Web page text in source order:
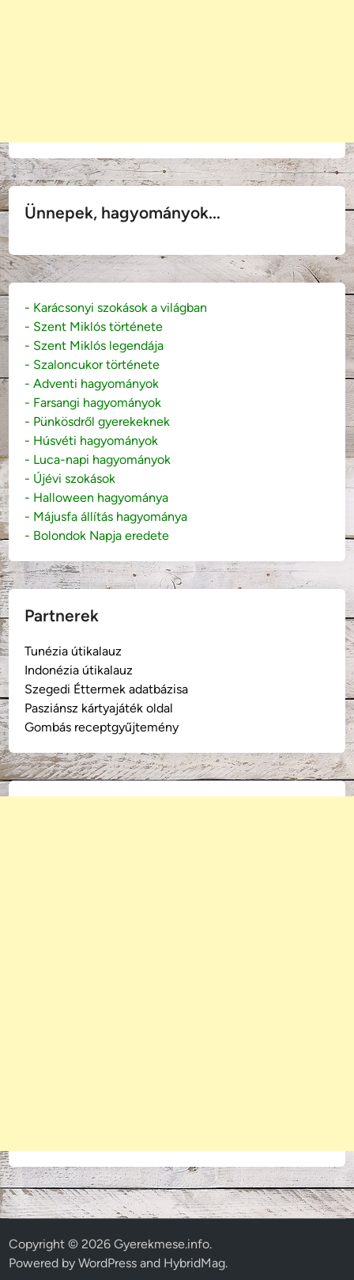
Ünnepek, hagyományok...
- Karácsonyi szokások a világban
- Szent Miklós története
- Szent Miklós legendája
- Szaloncukor története
- Adventi hagyományok
- Farsangi hagyományok
- Pünkösdről gyerekeknek
- Húsvéti hagyományok
- Luca-napi hagyományok
- Újévi szokások
- Halloween hagyománya
- Májusfa állítás hagyománya
- Bolondok Napja eredete
Partnerek
Tunézia útikalauz
Indonézia útikalauz
Szegedi Éttermek adatbázisa
Pasziánsz kártyajáték oldal
Gombás receptgyűjtemény
Copyright © 2026Gyerekmese.info.
Powered byWordPress and HybridMag.